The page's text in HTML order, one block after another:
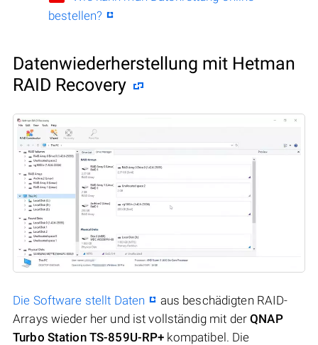
bestellen?
Datenwiederherstellung mit Hetman
RAID Recovery
Die Software stellt Daten
aus beschädigten RAID-
Arrays wieder her und ist vollständig mit derQNAP
Turbo Station TS-859U-RP+ kompatibel. Die